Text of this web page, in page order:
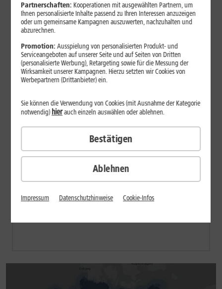
Partnerschaften: Kooperationen mit ausgewählten Partnern, um
Ihnen personalisierte Inhalte passend zu Ihren Interessen anzuzeigen
oder um gemeinsame Kampagnen auszuwerten, nachzuhalten und
abzurechnen.
Promotion:Ausspielung von personalisierten Produkt- und
Serviceangeboten auf unserer Seite und auf Seiten von Dritten
(personalisierte Werbung), Retargeting sowie für die Messung der
Wirksamkeit unserer Kampagnen. Hierzu setzten wir Cookies von
Werbepartnern (Drittanbieter) ein.
Ablehnen
Sie können die Verwendung von Cookies (mit Ausnahme der Kategorie
notwendig)hierauch einzeln auswählen oder ablehnen.
Bestätigen
Impressum Datenschutzhinweise Cookie-Infos